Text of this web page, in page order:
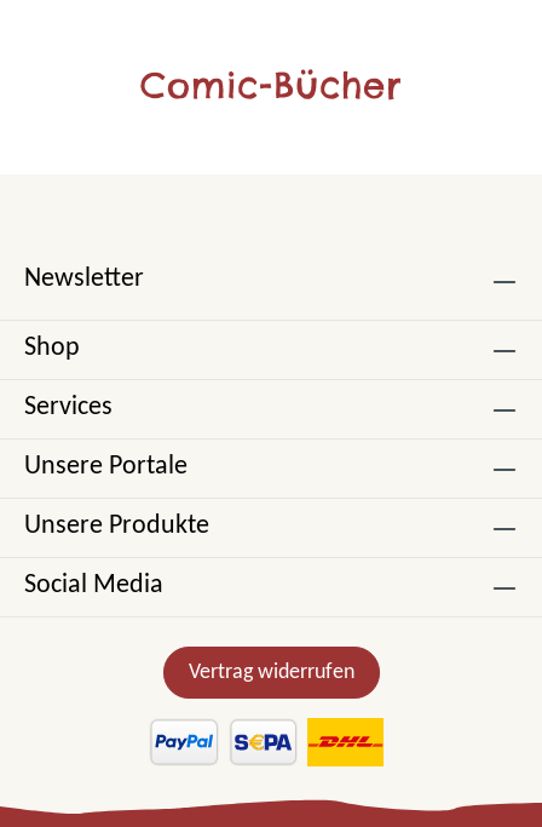
Comic-Bücher
Newsletter
Shop
Services
Unsere Portale
Unsere Produkte
Social Media
Vertrag widerrufen